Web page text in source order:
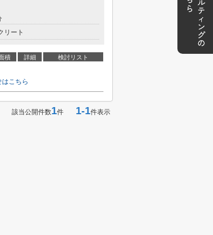
リート
積 詳細 検討リスト
こちら
該当公開件数1件 1-1件表示